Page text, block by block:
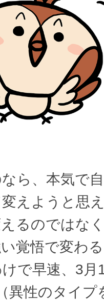
ら、本気で
えようと思
るのではな
覚悟で変わ
で早速、3月
異性のタイプ